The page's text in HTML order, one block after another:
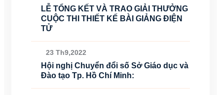
LỄ TỔNG KẾT VÀ TRAO GIẢI THƯỞNG
CUỘC THI THIẾT KẾ BÀI GIẢNG ĐIỆN
TỬ
23 Th9,2022
Hội nghị Chuyển đổi số Sở Giáo dục và
Đào tạo Tp. Hồ Chí Minh: